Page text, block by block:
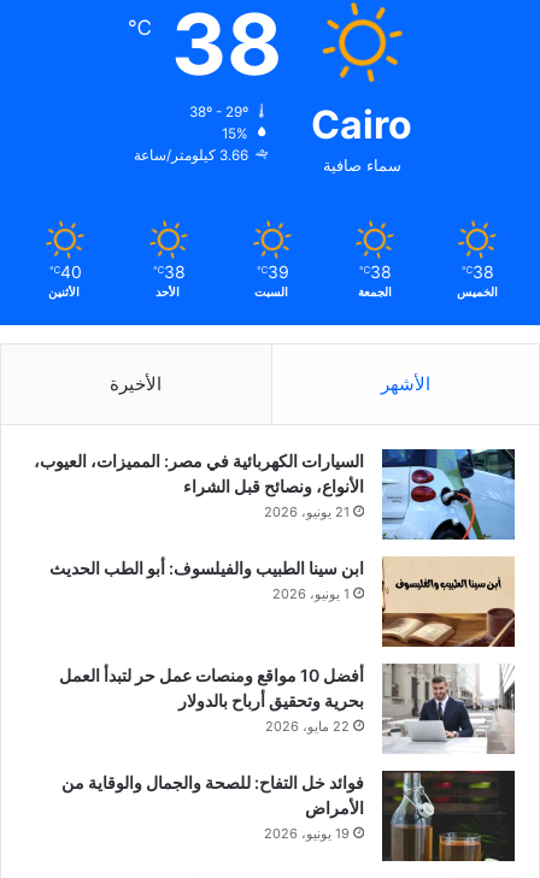
Cairo
سماء صافية
38
℃
15%
3.66 كيلومتر/ساعة
38
℃
الخميس
38
℃
الجمعة
39
℃
السبت
38
℃
الأحد
40
℃
الأثنين
الأشهر الأخيرة
السيارات الكهربائية في مصر: المميزات، العيوب،
الأنواع، ونصائح قبل الشراء
21 يونيو، 2026
ابن سينا الطبيب والفيلسوف: أبو الطب الحديث
1 يونيو، 2026
أفضل 10 مواقع ومنصات عمل حر لتبدأ العمل
بحرية وتحقيق أرباح بالدولار
22 مايو، 2026
فوائد خل التفاح: للصحة والجمال والوقاية من
الأمراض
19 يونيو، 2026